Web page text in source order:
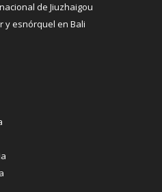
de Jiuzhaigou
y esnórquel en Bali